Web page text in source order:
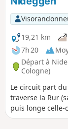
travers landes
Église Saint-
grand centre de
Wollseifen a été
puis
place, juste
de Vogelsang,
troupes
de mémoire.
19,21 km
7h 20
Départ à
Cologne)
Le circuit part
traverse la Rur
puis longe celle-
passe par